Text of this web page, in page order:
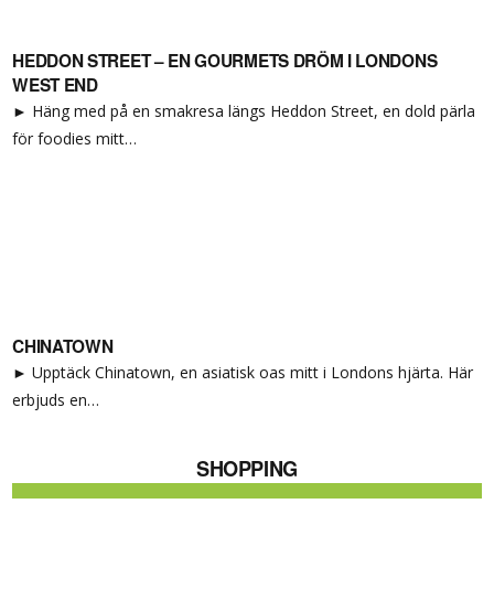
HEDDON STREET – EN GOURMETS DRÖM I LONDONS
WEST END
► Häng med på en smakresa längs Heddon Street, en dold pärla
för foodies mitt…
CHINATOWN
► Upptäck Chinatown, en asiatisk oas mitt i Londons hjärta. Här
erbjuds en…
SHOPPING